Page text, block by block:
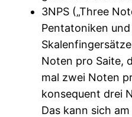
3NPS („Three
Pentatoniken
Noten pro Saite,
mal zwei Noten
konsequent drei
Das kann sich